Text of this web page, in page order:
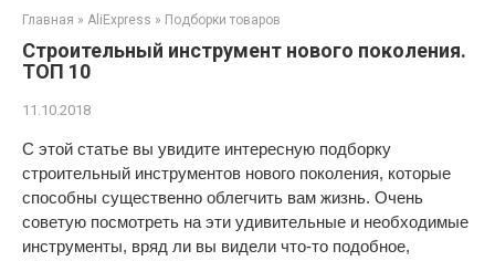
Главная » AliExpress » Подборки товаров
Строительный инструмент нового поколения.
ТОП 10
11.10.2018
С этой статье вы увидите интересную подборку
строительный инструментов нового поколения, которые
способны существенно облегчить вам жизнь. Очень
советую посмотреть на эти удивительные и необходимые
инструменты, вряд ли вы видели что-то подобное,